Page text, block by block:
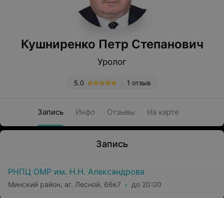
Кушниренко Петр Степанович
Уролог
1 отзыв
5.0
Запись Инфо Отзывы На карте
Запись
РНПЦ ОМР им. Н.Н. Александрова
Минский район, аг. Лесной, 66к7 до 20:00